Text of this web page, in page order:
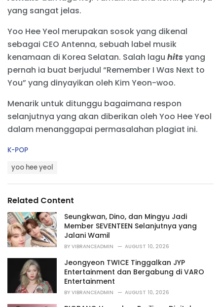
yang sangat jelas.
Yoo Hee Yeol merupakan sosok yang dikenal
sebagai CEO Antenna, sebuah label musik
kenamaan di Korea Selatan. Salah lagu hits yang
pernah ia buat berjudul “Remember I Was Next to
You” yang dinyayikan oleh Kim Yeon-woo.
Menarik untuk ditunggu bagaimana respon
selanjutnya yang akan diberikan oleh Yoo Hee Yeol
dalam menanggapai permasalahan plagiat ini.
C
r
i
e
s
:
K-POP
:
yoo hee yeol
Related Content
Seungkwan, Dino, dan Mingyu Jadi
Member SEVENTEEN Selanjutnya yang
Jalani Wamil
BY VIBRANCEADMIN AUGUST 10, 2026
Jeongyeon TWICE Tinggalkan JYP
Entertainment dan Bergabung di VARO
Entertainment
BY VIBRANCEADMIN AUGUST 10, 2026